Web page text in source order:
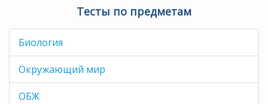
Тесты по предметам
Биология
Окружающий мир
ОБЖ